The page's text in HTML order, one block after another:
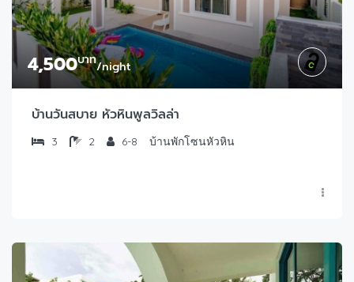
4,500บาท/night
บ้านวันสบาย หัวหินพูลวิลล่า
3 2 6-8 บ้านพักโซนหัวหิน